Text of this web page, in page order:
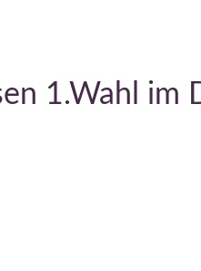
1.Wahl im